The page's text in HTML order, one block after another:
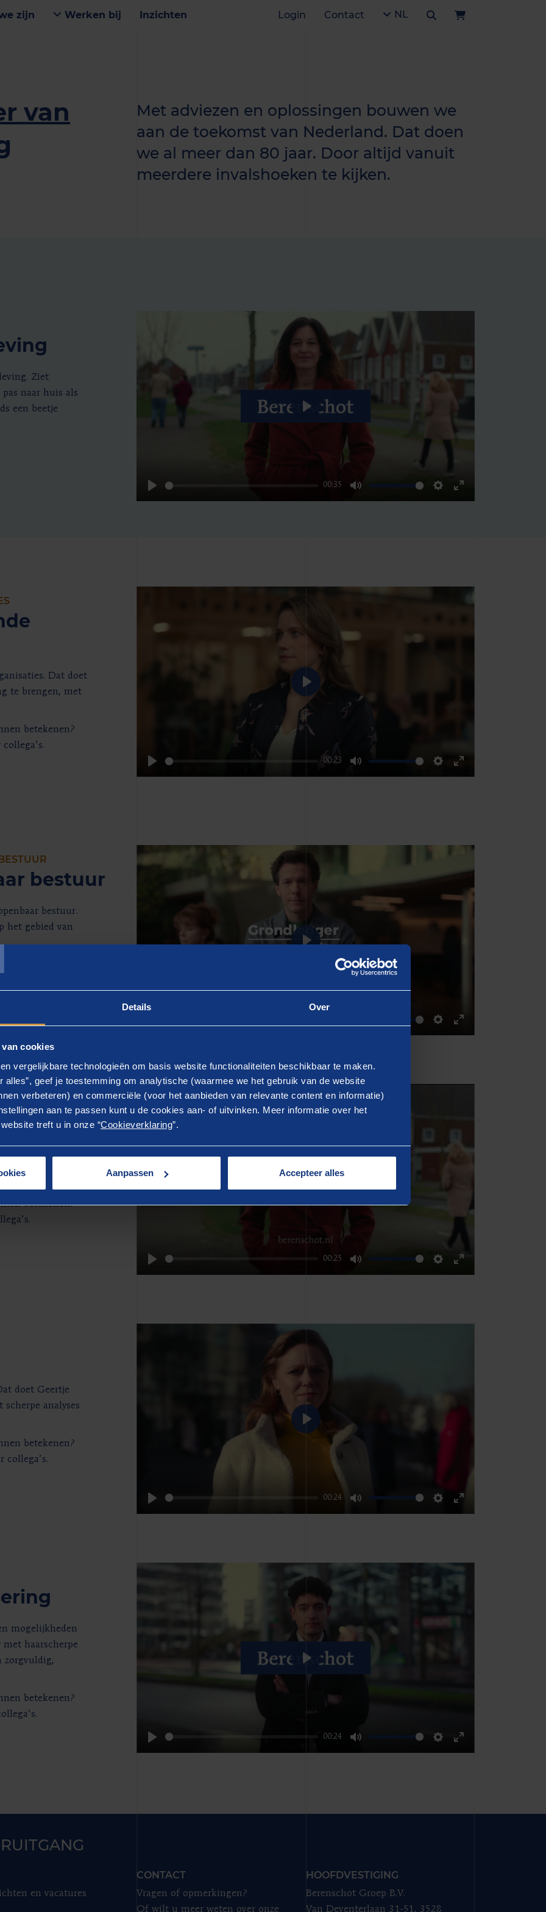
Details Over
cookies
vergelijkbare technologieën om basis website functionaliteiten beschikbaar te maken.
alles”, geef je toestemming om analytische (waarmee we het gebruik van de website
verbeteren) en commerciële (voor het aanbieden van relevante content en informatie)
aan te passen kunt u de cookies aan- of uitvinken. Meer informatie over het
treft u in onze “Cookieverklaring”.
Aanpassen Accepteer alles
zijn Werken bij Inzichten Login Contact NL
van
Met adviezen en oplossingen bouwen we
aan de toekomst van Nederland. Dat doen
we al meer dan 80 jaar. Door altijd vanuit
meerdere invalshoeken te kijken.
Ziet
naar huis als
een beetje
00:35
Dat doet
te brengen, met
betekenen?
Play
00:23
Mute Settings
Enter
Play
bestuur
bestuur.
het gebied van
betekenen?
Settings
Enter
Dat doet
de beschikbare
betekenen?
00:25
Play
doet Geertje
analyses
betekenen?
collega’s.
00:24
Play
mogelijkheden
haarscherpe
zorgvuldig,
betekenen?
00:24
en vacatures
CONTACT
Vragen of opmerkingen?
Of wilt u meer weten over onze
HOOFDVESTIGING
Berenschot Groep B.V.
Van Deventerlaan 31-51, 3528